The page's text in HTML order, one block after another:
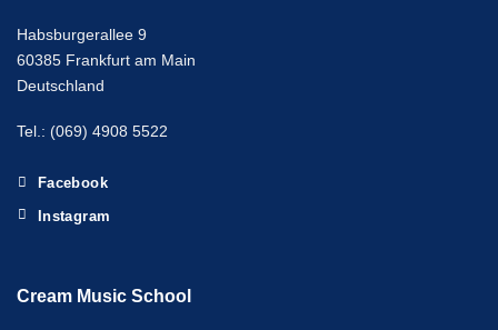
Habsburgerallee 9
60385 Frankfurt am Main
Deutschland
Tel.: (069) 4908 5522
Facebook
Instagram
Cream Music School